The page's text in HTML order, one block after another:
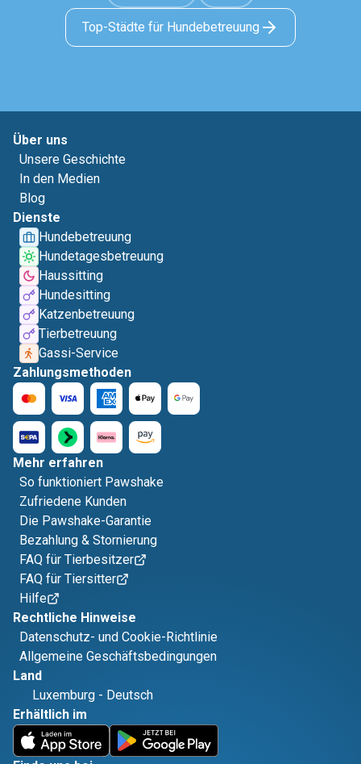
Top-Städte für Hundebetreuung
Über uns
Unsere Geschichte
In den Medien
Blog
Dienste
Hundebetreuung
Hundetagesbetreuung
Haussitting
Hundesitting
Katzenbetreuung
Tierbetreuung
Gassi-Service
Zahlungsmethoden
Mehr erfahren
So funktioniert Pawshake
Zufriedene Kunden
Die Pawshake-Garantie
Bezahlung & Stornierung
FAQ für Tierbesitzer
FAQ für Tiersitter
Hilfe
Rechtliche Hinweise
Datenschutz- und Cookie-Richtlinie
Allgemeine Geschäftsbedingungen
Land
Luxemburg - Deutsch
Erhältlich im